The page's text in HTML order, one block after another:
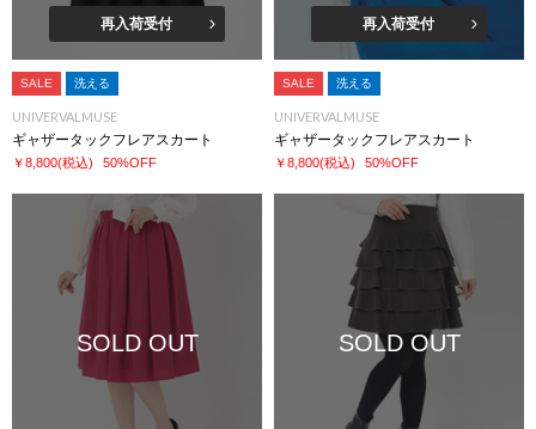
再入荷受付
SALE 洗える
UNIVERVALMUSE
ギャザータックフレアスカート
￥8,800(税込) 50%OFF
再入荷受付
SALE 洗える
UNIVERVALMUSE
ギャザータックフレアスカート
￥8,800(税込) 50%OFF
SOLD OUT SOLD OUT